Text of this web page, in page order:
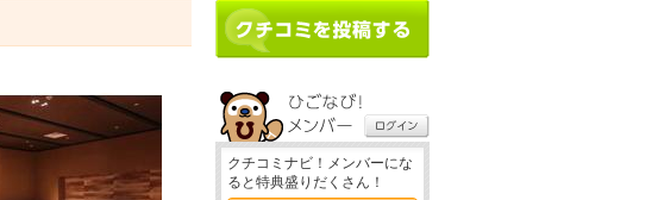
クチコミナビ！メンバーにな
ると特典盛りだくさん！